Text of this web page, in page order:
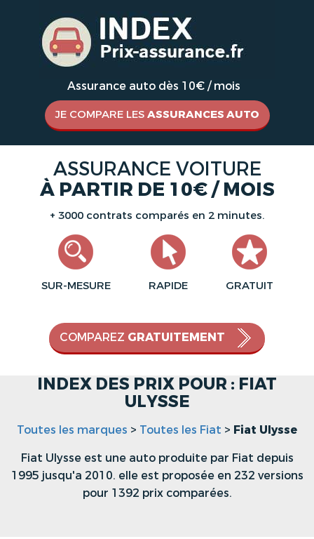
Assurance auto dès 10€ / mois
JE COMPARE LES ASSURANCES AUTO
ASSURANCE VOITURE
À PARTIR DE 10€ / MOIS
+ 3000 contrats comparés en 2 minutes.
SUR-MESURE RAPIDE GRATUIT
COMPAREZ GRATUITEMENT
INDEX DES PRIX POUR : FIAT
ULYSSE
Toutes les marques > Toutes les Fiat > Fiat Ulysse
Fiat Ulysse est une auto produite par Fiat depuis
1995 jusqu'a 2010. elle est proposée en 232 versions
pour 1392 prix comparées.